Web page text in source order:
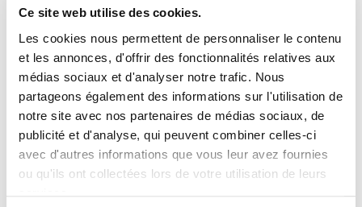
Ce site web utilise des cookies.
Les cookies nous permettent de personnaliser le contenu
et les annonces, d'offrir des fonctionnalités relatives aux
médias sociaux et d'analyser notre trafic. Nous
partageons également des informations sur l'utilisation de
notre site avec nos partenaires de médias sociaux, de
publicité et d'analyse, qui peuvent combiner celles-ci
avec d'autres informations que vous leur avez fournies
ou qu'ils ont collectées lors de votre utilisation de leurs
Monsieur Georges Mischo, ministre de tutelle de la
CSL.
Les 60 membres de l’Assemblée plénière de la CSL,
dont les sièges sont répartis de la manière suivante
:
OGBL 37 ; LCGB 17 ; ALEBA 5 et SYPROLUX 1, ont